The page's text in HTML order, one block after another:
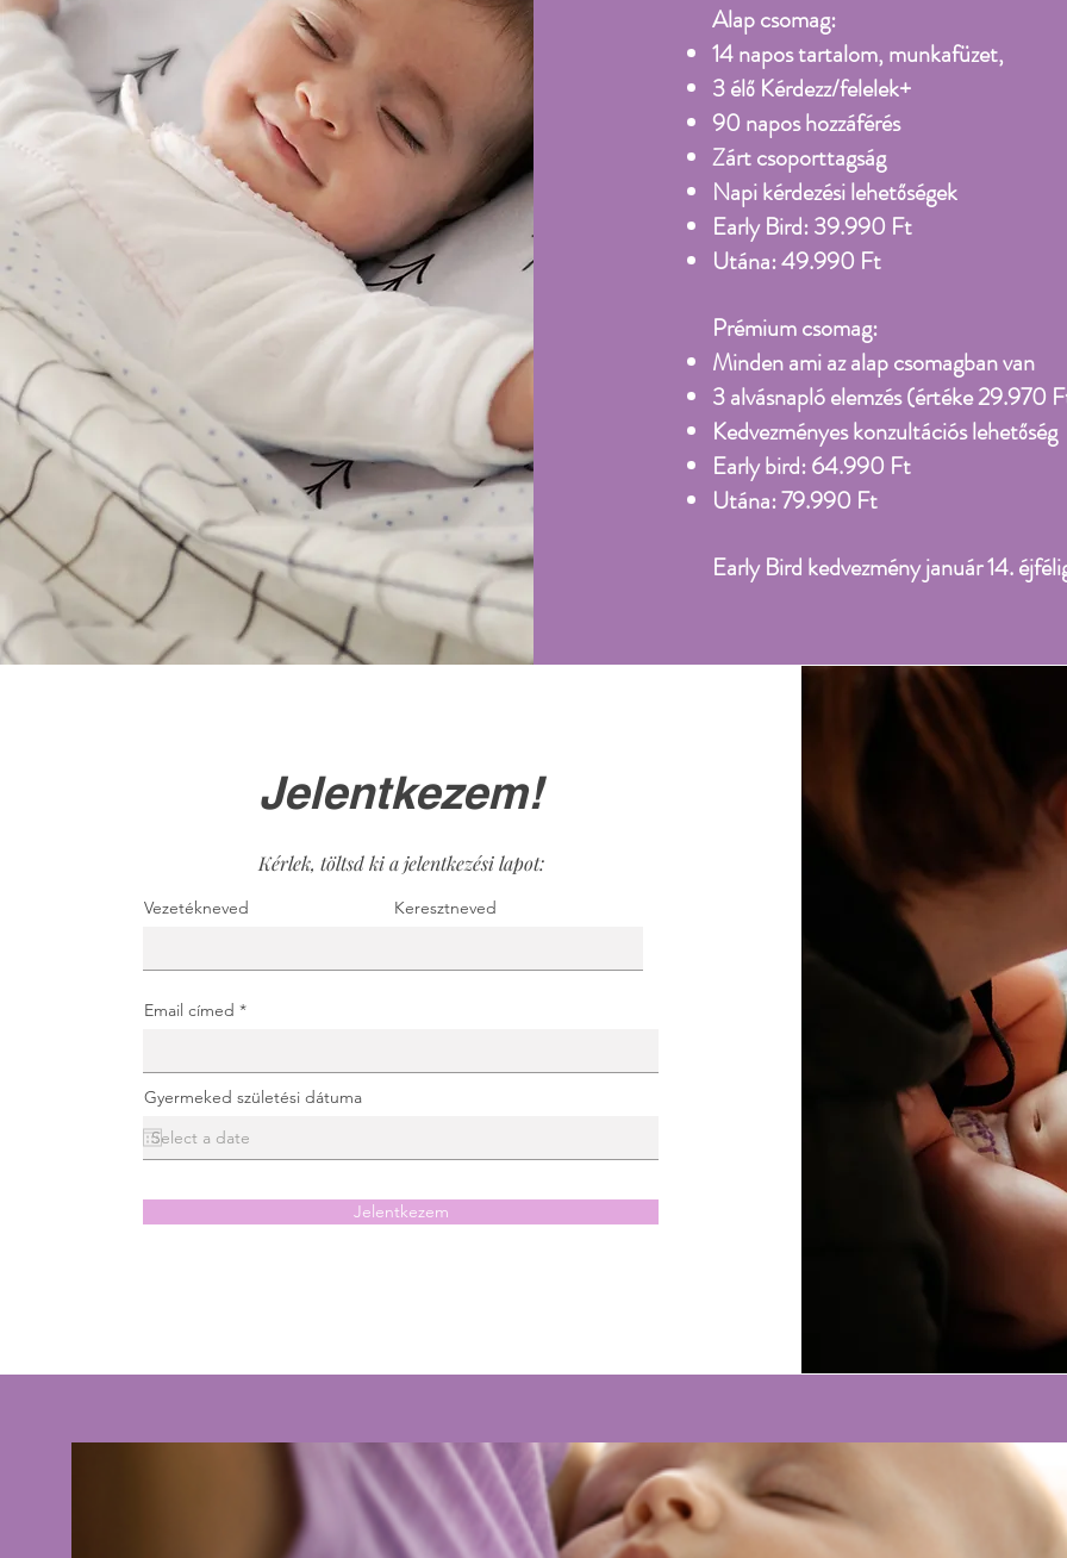
Alap csomag:
14 napos tartalom, munkafüzet,
3 élő Kérdezz/felelek+
90 napos hozzáférés
Zárt csoporttagság
Napi kérdezési lehetőségek
Early Bird: 39.990 Ft
Utána: 49.990 Ft
Prémium csomag:
Minden ami az alap csomagban van
3 alvásnapló elemzés (értéke 29.970
Kedvezményes konzultációs lehetőség
Early bird: 64.990 Ft
Utána: 79.990 Ft
Early Bird kedvezmény január 14.
Jelentkezem!
Kérlek, töltsd ki a jelentkezési lapot:
Vezetékneved Keresztneved
Email címed
Gyermeked születési dátuma
Jelentkezem